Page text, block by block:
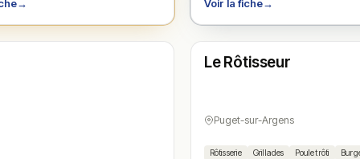
→ Voir la fiche→
N° 4
Fermé(11:30 – 14:30, 18:30 – 22:00)
Le Rôtisseur
Puget-sur-Argens
Rôtisserie Grillades Poulet rôti